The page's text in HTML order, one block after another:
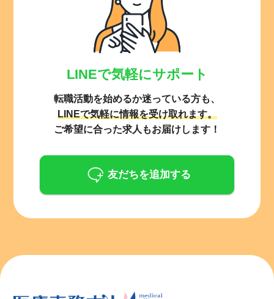
LINEで気軽にサポート
転職活動を始めるか迷っている方も、
LINEで気軽に情報を受け取れます。
ご希望に合った求人もお届けします！
友だちを追加する